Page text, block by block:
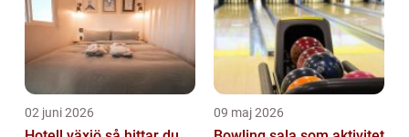
stadskärnor, har...
02 juni 2026 09 maj 2026